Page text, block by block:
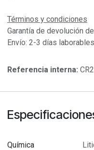
Términos y condiciones
Garantía de devolución
Envío: 2-3 días laborables
Referencia interna:
Química